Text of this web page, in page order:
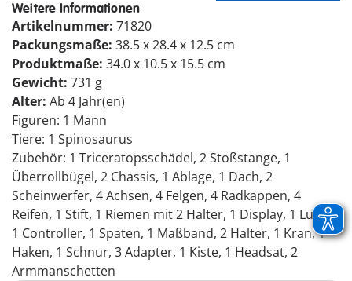
Weitere Informationen
Artikelnummer: 71820
Packungsmaße: 38.5 x 28.4 x 12.5 cm
Produktmaße: 34.0 x 10.5 x 15.5 cm
Gewicht: 731 g
Alter: Ab 4 Jahr(en)
Figuren: 1 Mann
Tiere: 1 Spinosaurus
Zubehör: 1 Triceratopsschädel, 2 Stoßstange, 1
Überrollbügel, 2 Chassis, 1 Ablage, 1 Dach, 2
Scheinwerfer, 4 Achsen, 4 Felgen, 4 Radkappen, 4
Reifen, 1 Stift, 1 Riemen mit 2 Halter, 1 Display, 1 Lupe,
1 Controller, 1 Spaten, 1 Maßband, 2 Halter, 1 Kran, 1
Haken, 1 Schnur, 3 Adapter, 1 Kiste, 1 Headsat, 2
Armmanschetten